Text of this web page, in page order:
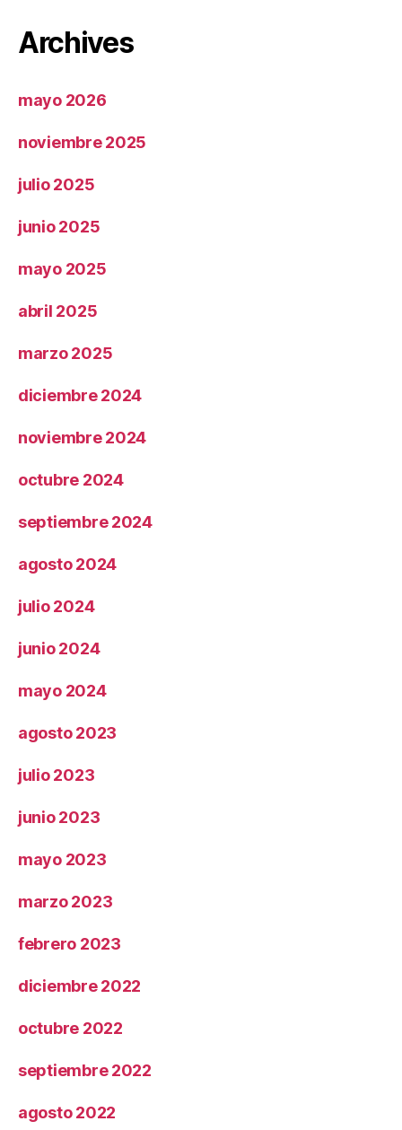
Archives
mayo 2026
noviembre 2025
julio 2025
junio 2025
mayo 2025
abril 2025
marzo 2025
diciembre 2024
noviembre 2024
octubre 2024
septiembre 2024
agosto 2024
julio 2024
junio 2024
mayo 2024
agosto 2023
julio 2023
junio 2023
mayo 2023
marzo 2023
febrero 2023
diciembre 2022
octubre 2022
septiembre 2022
agosto 2022